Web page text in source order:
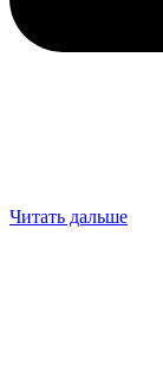
Читать дальше